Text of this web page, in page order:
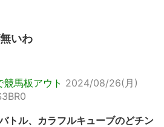
いわ
馬板アウト 2024/08/26(月)
トル、カラフルキューブのどチン